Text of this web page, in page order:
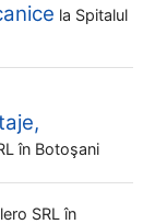
la Spitalul
în Botoşani
SRL în